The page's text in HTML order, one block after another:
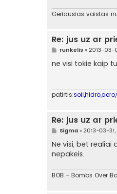
Geriausias vaistas
Re: jus uz ar
S
a
n
r
t
runkelis » 2013-03-
ne visi tokie kaip
patirtis:
Re: jus uz ar
S
a
n
d
r
t
Sigma» 2013-03-31,
Ne visi, bet
nepakeis.
BOB - Bombs Over